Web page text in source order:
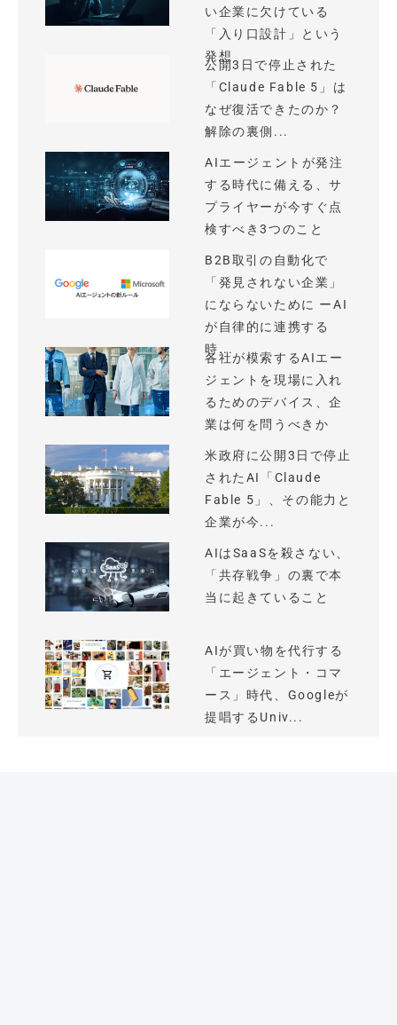
い企業に欠けている
「入り口設計」という
発想
公開3日で停止された
「Claude Fable 5」は
なぜ復活できたのか？
解除の裏側...
AIエージェントが発注
する時代に備える、サ
プライヤーが今すぐ点
検すべき3つのこと
B2B取引の自動化で
「発見されない企業」
にならないために ーAI
が自律的に連携する
時...
各社が模索するAIエー
ジェントを現場に入れ
るためのデバイス、企
業は何を問うべきか
米政府に公開3日で停止
されたAI「Claude
Fable 5」、その能力と
企業が今...
AIはSaaSを殺さない、
「共存戦争」の裏で本
当に起きていること
AIが買い物を代行する
「エージェント・コマ
ース」時代、Googleが
提唱するUniv...